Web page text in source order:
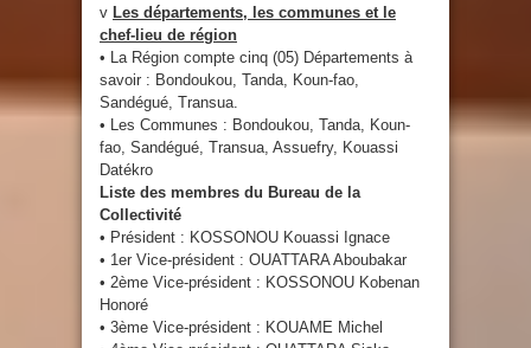
v Les départements, les communes et le
chef-lieu de région
• La Région compte cinq (05) Départements à
savoir : Bondoukou, Tanda, Koun-fao,
Sandégué, Transua.
• Les Communes : Bondoukou, Tanda, Koun-
fao, Sandégué, Transua, Assuefry, Kouassi
Datékro
Liste des membres du Bureau de la
Collectivité
• Président : KOSSONOU Kouassi Ignace
• 1er Vice-président : OUATTARA Aboubakar
• 2ème Vice-président : KOSSONOU Kobenan
Honoré
• 3ème Vice-président : KOUAME Michel